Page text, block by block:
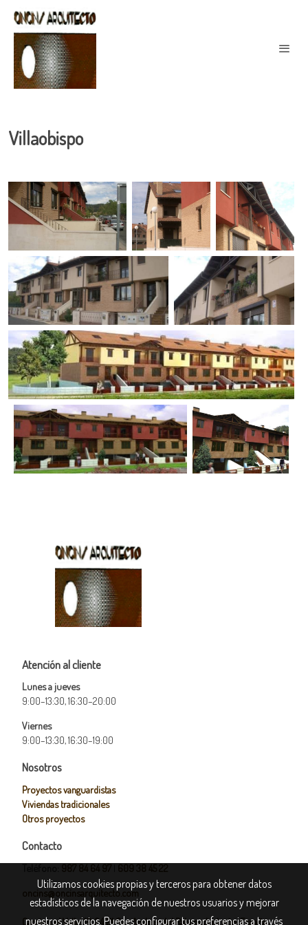
Villaobispo
Atención al cliente
Lunes a jueves
9:00–13:30, 16:30–20:00
Viernes
9:00–13:30, 16:30–19:00
Nosotros
Proyectos vanguardistas
Viviendas tradicionales
Otros proyectos
Contacto
987 84 64 97 609 38 45 22
oncins@oncinsarquitecto.com
Camino el Valle, 19, 24191 San Andrés del Rabanedo, León, España
Utilizamos cookies propias y terceros para obtener datos
estadísticos de la navegación de nuestros usuarios y mejorar
nuestros servicios. Puedes configurar tus preferencias a través